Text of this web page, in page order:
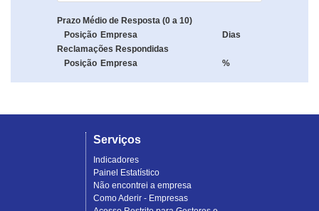
Prazo Médio de Resposta (0 a 10)
Posição Empresa
Dias
Reclamações Respondidas
Posição Empresa %
Serviços
Indicadores
Painel Estatístico
Não encontrei a empresa
Como Aderir - Empresas